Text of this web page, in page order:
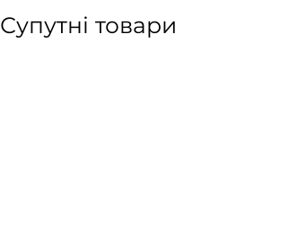
Супутні товари